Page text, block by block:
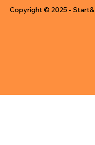
Copyright © 2025 -